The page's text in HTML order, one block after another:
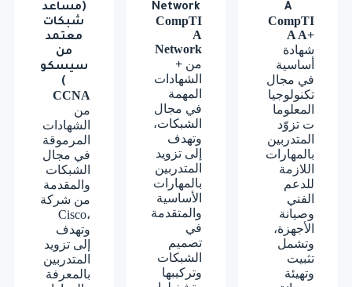
CompTI
A A+
شهادة
أساسية
في مجال
تكنولوجيا
المعلوما
ت تزوّد
المتدربين
بالمهارات
اللازمة
للدعم
الفني
وصيانة
الأجهزة،
وتشمل
تثبيت
وتهيئة
A
CompTI
A
Network
+
الشهادات
المهمة
في مجال
الشبكات،
وتهدف
إلى تزويد
المتدربين
بالمهارات
الأساسية
والمتقدمة
في
تصميم
الشبكات
وتركيبها
Network
CCNA
من
الشهادات
المرموقة
في مجال
الشبكات
والمقدمة
من شركة
Cisco،
وتهدف
إلى تزويد
المتدربين
بالمعرفة
(مساعد
شبكات
معتمد
من
سيسكو
)